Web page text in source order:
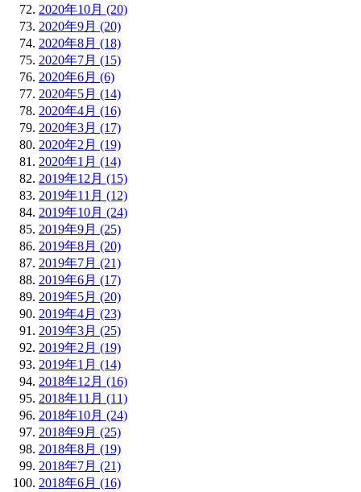
2020年10月 (20)
2020年9月 (20)
2020年8月 (18)
2020年7月 (15)
2020年6月 (6)
2020年5月 (14)
2020年4月 (16)
2020年3月 (17)
2020年2月 (19)
2020年1月 (14)
2019年12月 (15)
2019年11月 (12)
2019年10月 (24)
2019年9月 (25)
2019年8月 (20)
2019年7月 (21)
2019年6月 (17)
2019年5月 (20)
2019年4月 (23)
2019年3月 (25)
2019年2月 (19)
2019年1月 (14)
2018年12月 (16)
2018年11月 (11)
2018年10月 (24)
2018年9月 (25)
2018年8月 (19)
2018年7月 (21)
2018年6月 (16)